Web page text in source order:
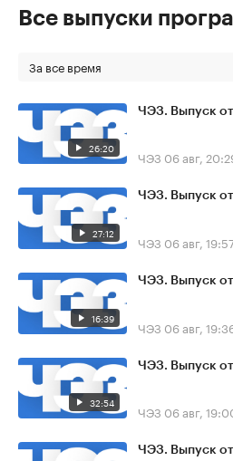
Все выпуски
За все время
26:20
ЧЭЗ. Выпуск
ЧЭЗ 06 авг,
27:12
ЧЭЗ. Выпуск
ЧЭЗ 06 авг,
16:39
ЧЭЗ. Выпуск
ЧЭЗ 06 авг,
32:54
ЧЭЗ. Выпуск
ЧЭЗ 06 авг,
ЧЭЗ. Выпуск